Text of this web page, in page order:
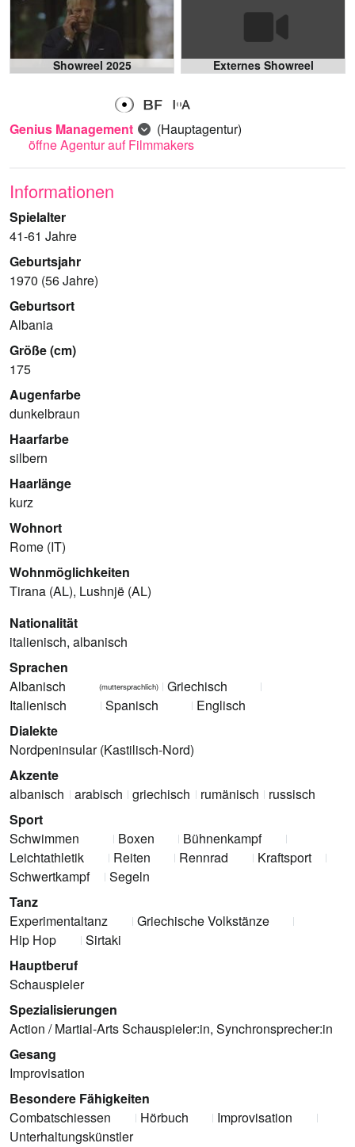
Showreel 2025 Externes Showreel
Genius Management
(Hauptagentur)
öffne Agentur auf Filmmakers
Informationen
Spielalter
41-61 Jahre
Geburtsjahr
1970 (56 Jahre)
Geburtsort
Albania
Größe (cm)
175
Augenfarbe
dunkelbraun
Haarfarbe
silbern
Haarlänge
kurz
Wohnort
Rome (IT)
Wohnmöglichkeiten
Tirana (AL), Lushnjë (AL)
Nationalität
italienisch, albanisch
Sprachen
Albanisch
(muttersprachlich)
Griechisch
Italienisch
Spanisch
Englisch
Dialekte
Nordpeninsular (Kastilisch-Nord)
Akzente
albanisch
arabisch griechisch rumänisch
russisch
Sport
Schwimmen
Boxen
Bühnenkampf
Leichtathletik
Reiten Rennrad
Kraftsport
Schwertkampf
Segeln
Tanz
Experimentaltanz
Griechische Volkstänze
Hip Hop
Sirtaki
Hauptberuf
Schauspieler
Spezialisierungen
Action / Martial-Arts Schauspieler:in, Synchronsprecher:in
Gesang
Improvisation
Besondere Fähigkeiten
Combatschiessen
Hörbuch
Improvisation
Unterhaltungskünstler